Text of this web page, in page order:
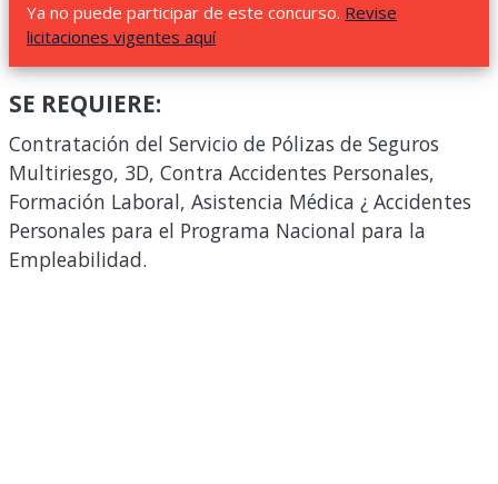
Ya no puede participar de este concurso. Revise
licitaciones vigentes aquí
SE REQUIERE:
Contratación del Servicio de Pólizas de Seguros
Multiriesgo, 3D, Contra Accidentes Personales,
Formación Laboral, Asistencia Médica ¿ Accidentes
Personales para el Programa Nacional para la
Empleabilidad.